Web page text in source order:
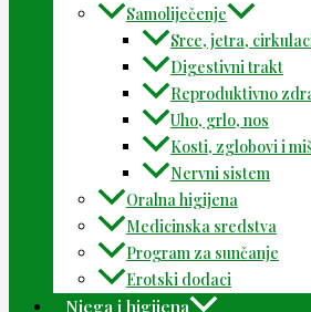
Samoliječenje
Srce, jetra,
Digestivni trakt
Reproduktivno
Uho, grlo, nos
Kosti, zglobovi i
Nervni sistem
Oralna higijena
Medicinska sredstva
Program za sunčanje
Erotski dodaci
Njega i higijena